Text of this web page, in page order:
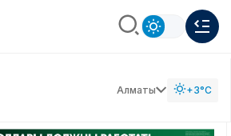
Алматы +3°C